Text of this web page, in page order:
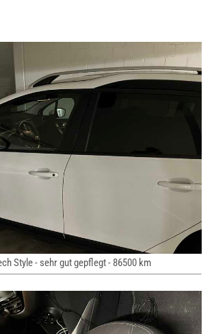
Style - sehr gut gepflegt - 86500 km